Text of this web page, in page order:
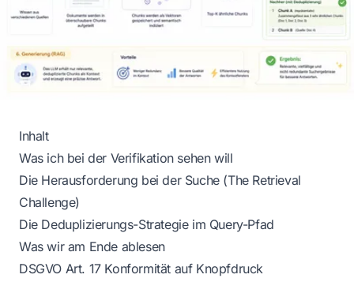
Inhalt
Was ich bei der Verifikation sehen will
Die Herausforderung bei der Suche (The Retrieval
Challenge)
Die Deduplizierungs-Strategie im Query-Pfad
Was wir am Ende ablesen
DSGVO Art. 17 Konformität auf Knopfdruck